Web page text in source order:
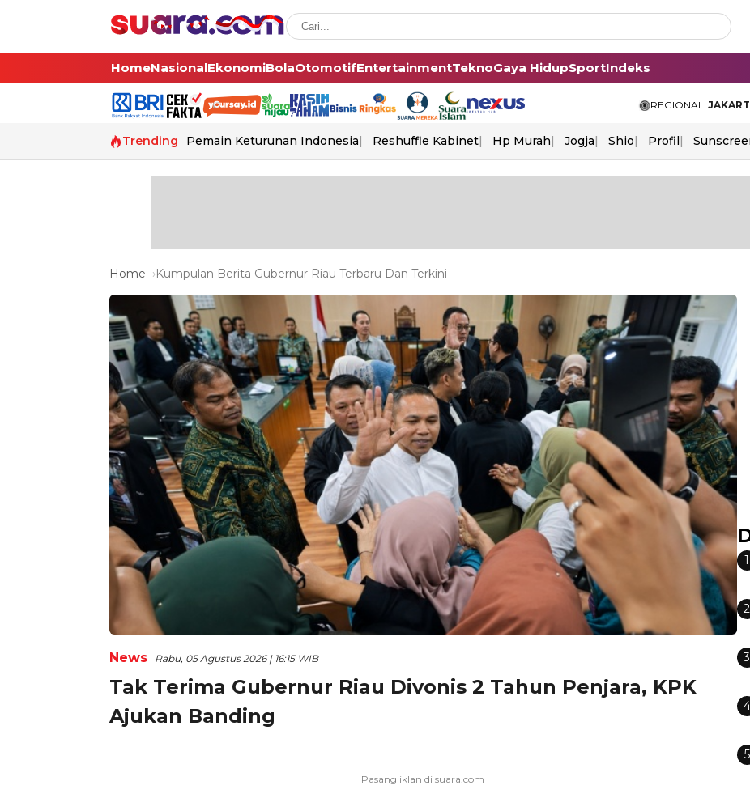
HomeNasionalEkonomiBolaOtomotifEntertainmentTeknoGaya HidupSportIndeks
REGIONAL:
Trending Pemain Keturunan Indonesia Reshuffle Kabinet Hp Murah Jogja Shio Profil
Home Kumpulan Berita Gubernur Riau Terbaru Dan Terkini
News Rabu, 05 Agustus 2026 | 16:15 WIB
Tak Terima Gubernur Riau Divonis 2 Tahun Penjara, KPK
Ajukan Banding
1
2
3
4
5